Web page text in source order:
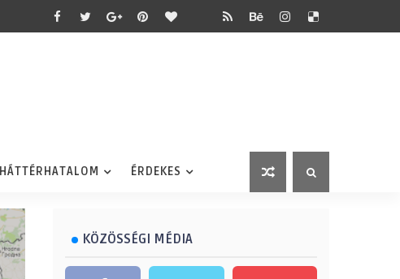
HÁTTÉRHATALOM ÉRDEKES
KÖZÖSSÉGI MÉDIA